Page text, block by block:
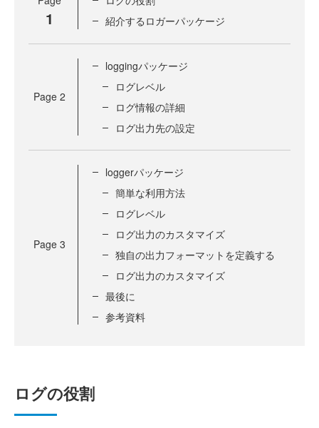
1
紹介するロガーパッケージ
Page 2
loggingパッケージ
ログレベル
ログ情報の詳細
ログ出力先の設定
Page 3
loggerパッケージ
簡単な利用方法
ログレベル
ログ出力のカスタマイズ
独自の出力フォーマットを定義する
ログ出力のカスタマイズ
最後に
参考資料
ログの役割